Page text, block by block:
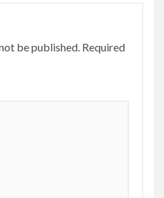
be published. Required